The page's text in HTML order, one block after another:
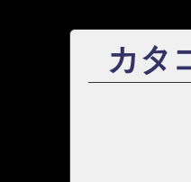
カタ